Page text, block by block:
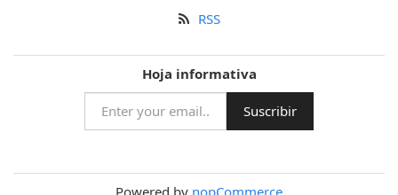
RSS
Hoja informativa
Powered by nopCommerce